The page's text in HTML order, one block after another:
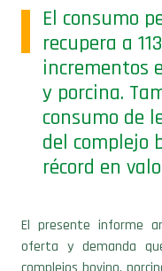
recupera a
incrementos
y porcina.
consumo de
del complejo
récord en
oferta y demanda
complejos bovino,
el 2025, recorriendo